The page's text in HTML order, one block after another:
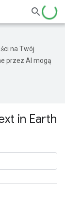
na Twój
przez AI mogą
in Earth